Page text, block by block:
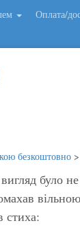
Оплата/
безкоштовно >
було
стиха: